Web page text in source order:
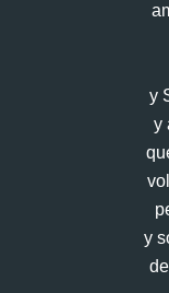
y
y
y